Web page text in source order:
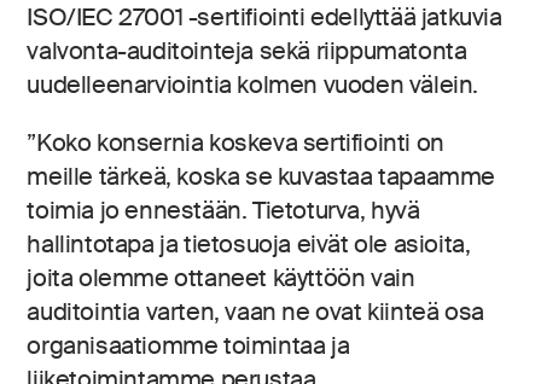
ISO/IEC 27001 -sertifiointi edellyttää jatkuvia
valvonta-auditointeja sekä riippumatonta
uudelleenarviointia kolmen vuoden välein.
”Koko konsernia koskeva sertifiointi on
meille tärkeä, koska se kuvastaa tapaamme
toimia jo ennestään. Tietoturva, hyvä
hallintotapa ja tietosuoja eivät ole asioita,
joita olemme ottaneet käyttöön vain
auditointia varten, vaan ne ovat kiinteä osa
organisaatiomme toimintaa ja